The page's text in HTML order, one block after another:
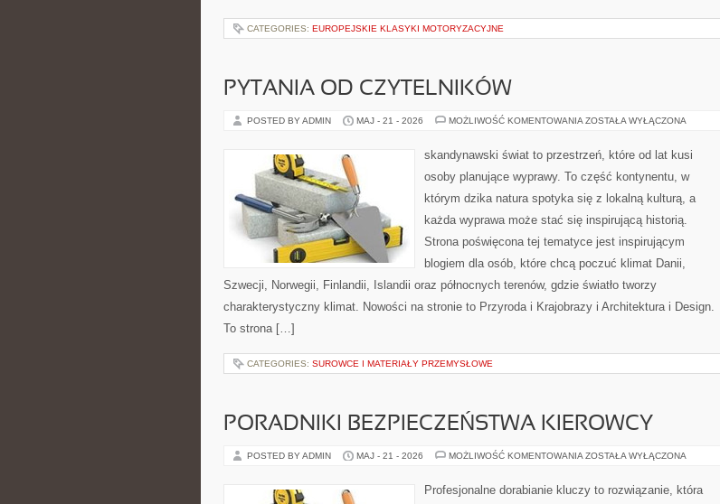
CATEGORIES: EUROPEJSKIE KLASYKI MOTORYZACYJNE
PYTANIA OD CZYTELNIKÓW
POSTED BY ADMIN MAJ - 21 - 2026 MOŻLIWOŚĆ KOMENTOWANIA PYTANIA
ZOSTAŁA WYŁĄCZONA
skandynawski świat to przestrzeń, które od lat kusi
osoby planujące wyprawy. To część kontynentu, w
którym dzika natura spotyka się z lokalną kulturą, a
każda wyprawa może stać się inspirującą historią.
Strona poświęcona tej tematyce jest inspirującym
blogiem dla osób, które chcą poczuć klimat Danii,
Szwecji, Norwegii, Finlandii, Islandii oraz północnych terenów, gdzie światło tworzy
charakterystyczny klimat. Nowości na stronie to Przyroda i Krajobrazy i Architektura i Design.
To strona […]
CATEGORIES: SUROWCE I MATERIAŁY PRZEMYSŁOWE
PORADNIKI BEZPIECZEŃSTWA KIEROWCY
POSTED BY ADMIN MAJ - 21 - 2026 MOŻLIWOŚĆ KOMENTOWANIA PORADNIKI
ZOSTAŁA WYŁĄCZONA
Profesjonalne dorabianie kluczy to rozwiązanie, która